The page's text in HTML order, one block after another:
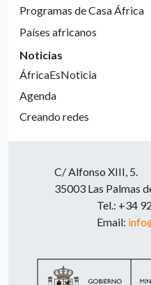
Programas de Casa África
Países africanos
Noticias
ÁfricaEsNoticia
Agenda
Creando redes
C/ Alfonso XIII, 5.
35003 Las Palmas
Tel.: +34
Email: